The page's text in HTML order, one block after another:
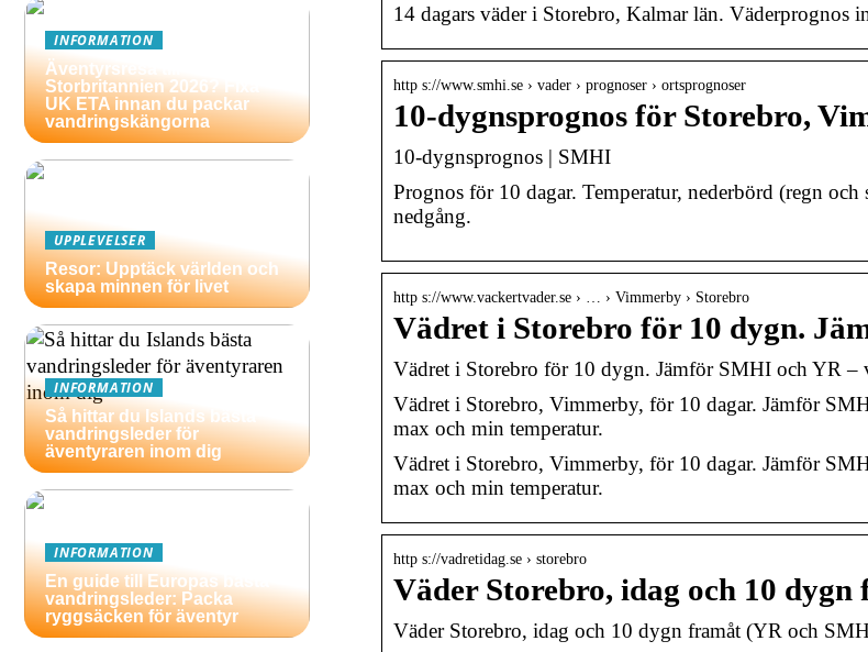
14 dagars väder i Storebro, Kalmar län.
http s://www.smhi.se › vader › prognoser › ortsprognoser
10-dygnsprognos för Storebro,
10-dygnsprognos | SMHI
Prognos för 10 dagar. Temperatur, nederbörd (regn
nedgång.
http s://www.vackertvader.se › … › Vimmerby › Storebro
Vädret i Storebro för 10 dygn.
Vädret i Storebro för 10 dygn. Jämför SMHI och YR –
Vädret i Storebro, Vimmerby, för 10 dagar. Jämför
max och min temperatur.
Vädret i Storebro, Vimmerby, för 10 dagar. Jämför
max och min temperatur.
http s://vadretidag.se › storebro
Väder Storebro, idag och 10
Väder Storebro, idag och 10 dygn framåt (YR och
INFORMATION
Äventyrsresa till
Storbritannien 2026? Fixa
UK ETA innan du packar
vandringskängorna
UPPLEVELSER
Resor: Upptäck världen och
skapa minnen för livet
INFORMATION
Så hittar du Islands bästa
vandringsleder för
äventyraren inom dig
INFORMATION
En guide till Europas bästa
vandringsleder: Packa
ryggsäcken för äventyr